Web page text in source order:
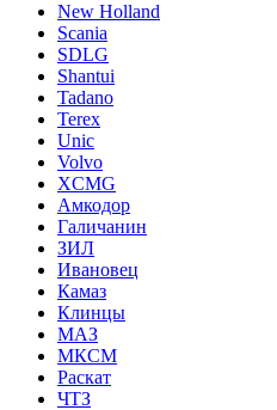
New Holland
Scania
SDLG
Shantui
Tadano
Terex
Unic
Volvo
XCMG
Амкодор
Галичанин
ЗИЛ
Ивановец
Камаз
Клинцы
МАЗ
МКСМ
Раскат
ЧТЗ